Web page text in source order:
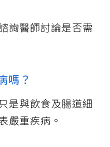
詢醫師討論是否需
嗎？
是與飲食及腸道細
嚴重疾病。